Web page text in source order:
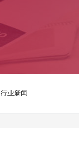
行业新闻